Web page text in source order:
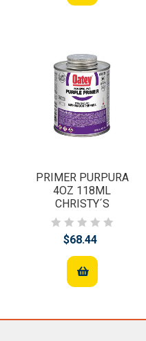
PRIMER PURPURA
4OZ 118ML
CHRISTY´S
$68.44